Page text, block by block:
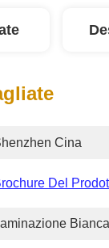
Cina
Del